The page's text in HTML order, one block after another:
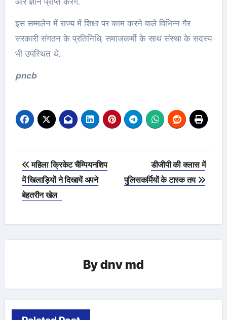
इस सम्मलेन में राज्य में शिक्षा पर काम करने वाले विभिन्न गैर
सरकारी संगठन के प्रतिनिधि, समाजकर्मी के साथ संस्था के सदस्य
भी उपस्थित थे.
pncb
Post
navigation
महिला क्रिकेट चैम्पियनशिप
में खिलाड़ियों ने दिखायें अपने
बेहतरीन खेल
डीजीपी की क्लास में
पुलिसकर्मियों के टास्क तय
Bydnv md